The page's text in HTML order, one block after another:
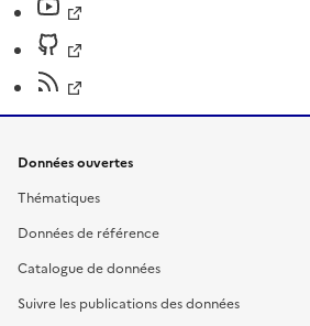
Données ouvertes
Thématiques
Données de référence
Catalogue de données
Suivre les publications des données